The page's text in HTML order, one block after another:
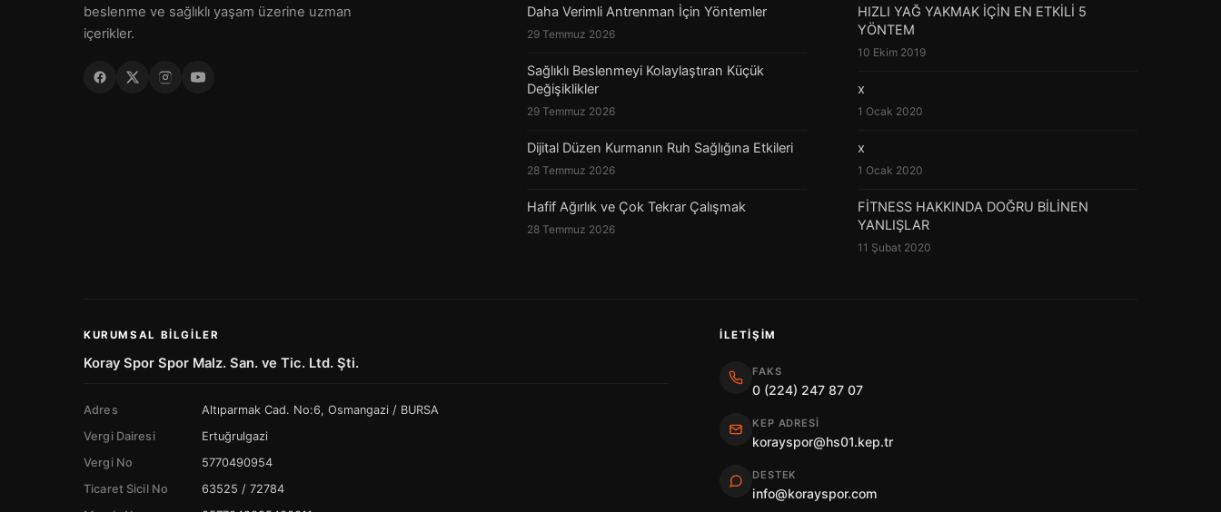
beslenme ve sağlıklı yaşam üzerine uzman
içerikler.
Daha Verimli Antrenman İçin Yöntemler
29 Temmuz 2026
Sağlıklı Beslenmeyi Kolaylaştıran Küçük
Değişiklikler
29 Temmuz 2026
Dijital Düzen Kurmanın Ruh Sağlığına Etkileri
28 Temmuz 2026
Hafif Ağırlık ve Çok Tekrar Çalışmak
28 Temmuz 2026
HIZLI YAĞ YAKMAK İÇİN EN ETKİLİ 5
YÖNTEM
10 Ekim 2019
x
1 Ocak 2020
x
1 Ocak 2020
FİTNESS HAKKINDA DOĞRU BİLİNEN
YANLIŞLAR
11 Şubat 2020
KURUMSAL BILGILER
Koray Spor Spor Malz. San. ve Tic. Ltd. Şti.
Adres
Altıparmak Cad. No:6, Osmangazi / BURSA
Vergi Dairesi
Ertuğrulgazi
Vergi No
5770490954
Ticaret Sicil No
63525 / 72784
İLETIŞIM
FAKS
0 (224) 247 87 07
KEP ADRESI
korayspor@hs01.kep.tr
DESTEK
info@korayspor.com